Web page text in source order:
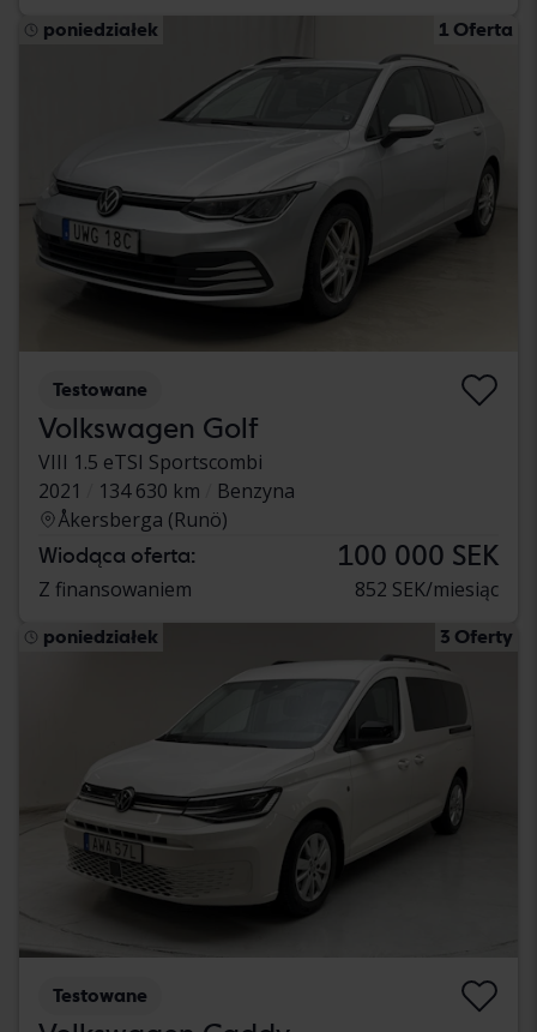
poniedziałek 1 Oferta
Testowane
Volkswagen Golf
VIII 1.5 eTSI Sportscombi
2021
134 630 km
Benzyna
Åkersberga (Runö)
Wiodąca oferta: 100 000 SEK
Z finansowaniem 852 SEK/miesiąc
poniedziałek 3 Oferty
Testowane